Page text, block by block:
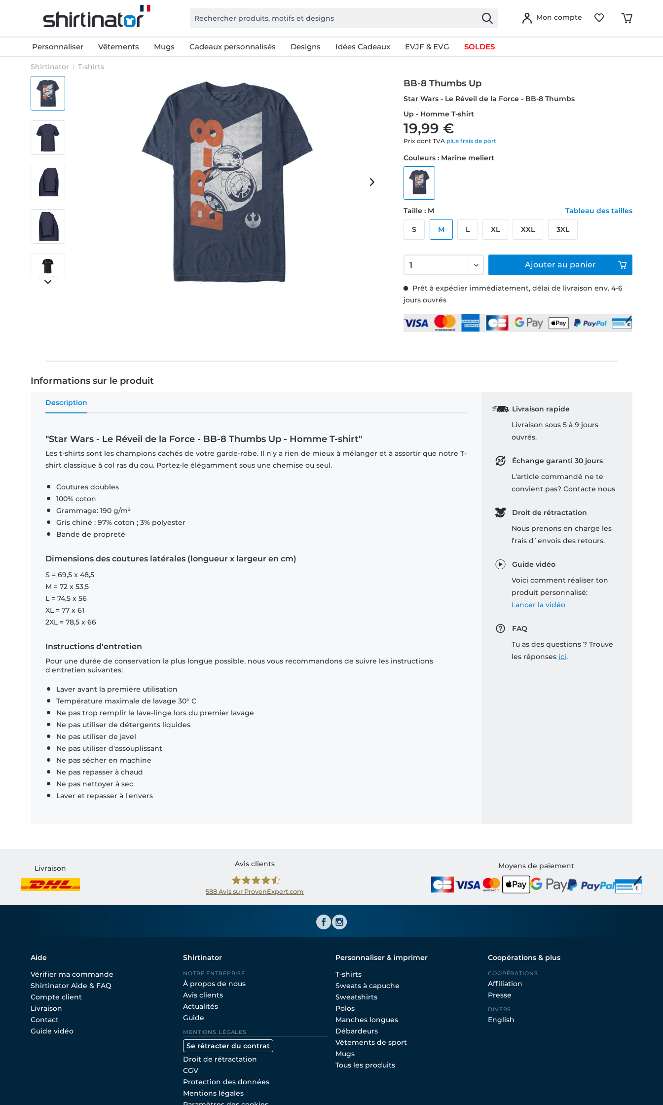
Mon compte
Personnaliser Vêtements Mugs Cadeaux personnalisés Designs Idées Cadeaux EVJF & EVG SOLDES
Shirtinator T-shirts
BB-8 Thumbs Up
Star Wars - Le Réveil de la Force - BB-8 Thumbs
Up - Homme T-shirt
19,99 €
Prix dont TVA plus frais de port
Prêt à expédier immédiatement, délai de livraison env. 4-6
jours ouvrés
Couleurs : Marine meliert
Taille : M Tableau des tailles
S M L XL XXL 3XL
Ajouter au panier
Informations sur le produit
Description
"Star Wars - Le Réveil de la Force - BB-8 Thumbs Up - Homme T-shirt"
Les t-shirts sont les champions cachés de votre garde-robe. Il n'y a rien de mieux à mélanger et à assortir que notre T-
shirt classique à col ras du cou. Portez-le élégamment sous une chemise ou seul.
Coutures doubles
100% coton
Grammage: 190 g/m²
Gris chiné : 97% coton ; 3% polyester
Bande de propreté
Dimensions des coutures latérales (longueur x largeur en cm)
S = 69,5 x 48,5
M = 72 x 53,5
L = 74,5 x 56
XL = 77 x 61
2XL = 78,5 x 66
Instructions d'entretien
Pour une durée de conservation la plus longue possible, nous vous recommandons de suivre les instructions
d'entretien suivantes:
Laver avant la première utilisation
Température maximale de lavage 30° C
Ne pas trop remplir le lave-linge lors du premier lavage
Ne pas utiliser de détergents liquides
Ne pas utiliser de javel
Ne pas utiliser d'assouplissant
Ne pas sécher en machine
Ne pas repasser à chaud
Ne pas nettoyer à sec
Laver et repasser à l'envers
Livraison rapide
Livraison sous 5 à 9 jours
ouvrés.
Échange garanti 30 jours
L'article commandé ne te
convient pas? Contacte nous
Droit de rétractation
Nous prenons en charge les
frais d`envois des retours.
Guide vidéo
Voici comment réaliser ton
produit personnalisé:
Lancer la vidéo
FAQ
Tu as des questions ? Trouve
les réponses ici.
Livraison
Avis clients
588Avis sur ProvenExpert.com
Moyens de paiement
Aide
Vérifier ma commande
Shirtinator Aide & FAQ
Compte client
Livraison
Contact
Guide vidéo
Shirtinator
NOTRE ENTREPRISE
À propos de nous
Avis clients
Actualités
Guide
MENTIONS LÉGALES
Se rétracter du contrat
Droit de rétractation
CGV
Protection des données
Mentions légales
Personnaliser & imprimer
T-shirts
Sweats à capuche
Sweatshirts
Polos
Manches longues
Débardeurs
Vêtements de sport
Mugs
Tous les produits
Coopérations & plus
COOPÈRATIONS
Affiliation
Presse
DIVERS
English